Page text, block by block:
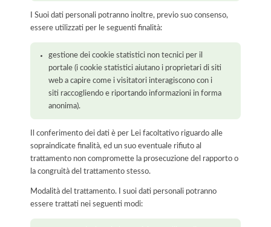
I Suoi dati personali potranno inoltre, previo suo consenso,
essere utilizzati per le seguenti finalità:
gestione dei cookie statistici non tecnici per il
portale (i cookie statistici aiutano i proprietari di siti
web a capire come i visitatori interagiscono con i
siti raccogliendo e riportando informazioni in forma
anonima).
Il conferimento dei dati è per Lei facoltativo riguardo alle
sopraindicate finalità, ed un suo eventuale rifiuto al
trattamento non compromette la prosecuzione del rapporto o
la congruità del trattamento stesso.
Modalità del trattamento. I suoi dati personali potranno
essere trattati nei seguenti modi: